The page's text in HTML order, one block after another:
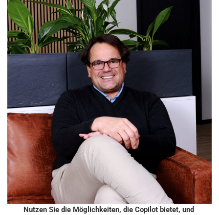
Nutzen Sie die Möglichkeiten, die Copilot bietet, und